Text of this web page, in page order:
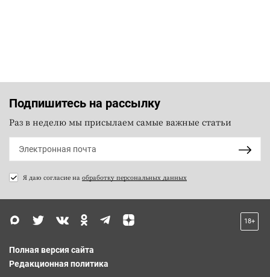
Подпишитесь на рассылку
Раз в неделю мы присылаем самые важные статьи
Я даю согласие на обработку персональных данных
18+
Полная версия сайта
Редакционная политика